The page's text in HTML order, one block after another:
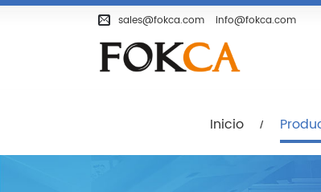
sales@fokca.com info@fokca.com
Inicio
Inicio Productos